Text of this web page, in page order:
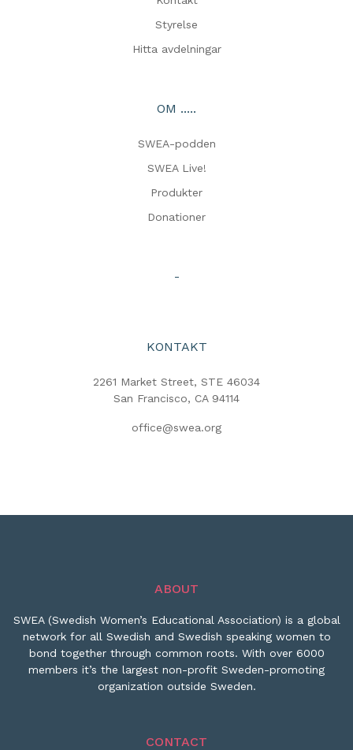
Styrelse
Hitta avdelningar
OM .....
SWEA-podden
SWEA Live!
Produkter
Donationer
-
KONTAKT
2261 Market Street, STE 46034
San Francisco, CA 94114
office@swea.org
ABOUT
SWEA (Swedish Women’s Educational Association) is a global
network for all Swedish and Swedish speaking women to
bond together through common roots. With over 6000
members it’s the largest non-profit Sweden-promoting
organization outside Sweden.
CONTACT